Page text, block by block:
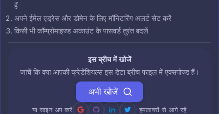
हैं
अपने ईमेल एड्रेस और डोमेन के लिए मॉनिटरिंग अलर्ट सेट करें
किसी भी कॉम्प्रोमाइज्ड अकाउंट के पासवर्ड तुरंत बदलें
इस ब्रीच में खोजें
जांचें कि क्या आपकी क्रेडेंशियल्स इस डेटा ब्रीच फाइल में एक्सपोज्ड हैं।
अभी खोजें
या साइन अप करें · हमलावरों से आगे रहें